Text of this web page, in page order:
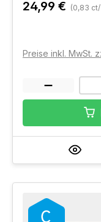
24,99 € (0,83 ct/
Preise inkl. MwSt.